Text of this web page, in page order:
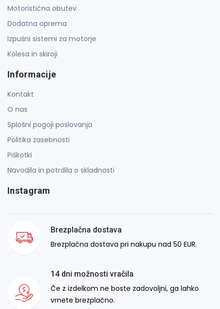
Motoristična obutev
Dodatna oprema
Izpušni sistemi za motorje
Kolesa in skiroji
Informacije
Kontakt
O nas
Splošni pogoji poslovanja
Politika zasebnosti
Piškotki
Navodila in potrdila o skladnosti
Instagram
Brezplačna dostava
Brezplačna dostava pri nakupu nad 50 EUR.
14 dni možnosti vračila
Če z izdelkom ne boste zadovoljni, ga lahko
vrnete brezplačno.